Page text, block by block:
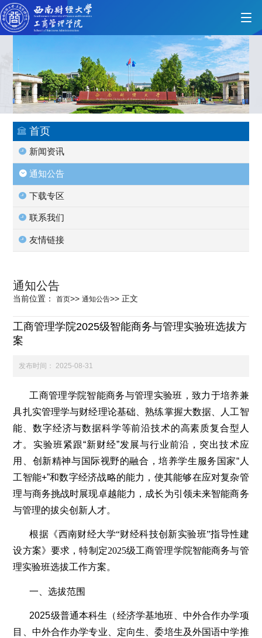
首页
学生发展
百年校庆
首页
新闻资讯
通知公告
下载专区
联系我们
友情链接
通知公告
当前位置：首页>> 通知公告>> 正文
工商管理学院2025级智能商务与管理实验班选拔方
案
发布时间： 2025-08-31
工商管理学院智能商务与管理实验班，致力于培养兼
具扎实管理学与财经理论基础、熟练掌握大数据、人工智
能、数字经济与数据科学等前沿技术的高素质复合型人
才。实验班紧跟“新财经”发展与行业前沿，突出技术应
用、创新精神与国际视野的融合，培养学生服务国家“人
工智能+”和数字经济战略的能力，使其能够在应对复杂管
理与商务挑战时展现卓越能力，成长为引领未来智能商务
与管理的拔尖创新人才。
根据《西南财经大学“财经科技创新实验班”指导性建
设方案》要求，特制定2025级工商管理学院智能商务与管
理实验班选拔工作方案。
一、选拔范围
2025级普通本科生（经济学基地班、中外合作办学项
目、中外合作办学专业、定向生、委培生及外国语中学推